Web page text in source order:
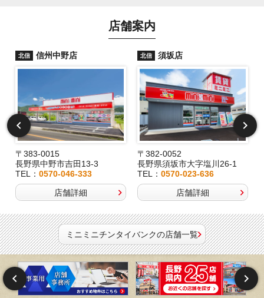
店舗案内
北信 信州中野店
〒383-0015
長野県中野市吉田13-3
TEL： 0570-046-333
店舗詳細
北信 須坂店
〒382-0052
長野県須坂市大字塩川26-1
TEL：0570-023-636
店舗詳細
ミニミニチンタイバンクの店舗一覧